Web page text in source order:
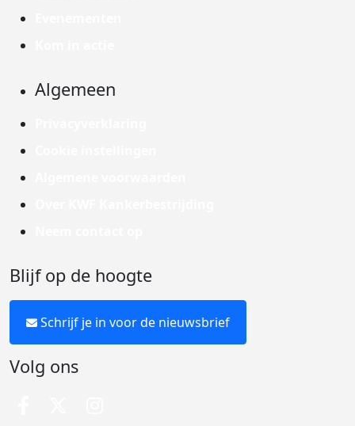
Algemeen
Blijf op de hoogte
Schrijf je in voor de nieuwsbrief
Volg ons